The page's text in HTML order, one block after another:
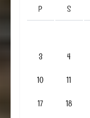
P S
3 4
10 11
17 18